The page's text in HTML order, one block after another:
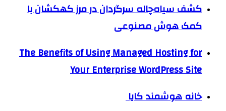
کشف سیاه‌چاله سرگردان در مرز کهکشان با
کمک هوش مصنوعی
The Benefits of Using Managed Hosting for
Your Enterprise WordPress Site
خانه هوشمند کایا